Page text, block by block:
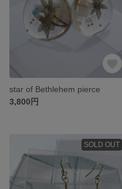
star of Bethlehem pierce
3,800円
SOLD OUT